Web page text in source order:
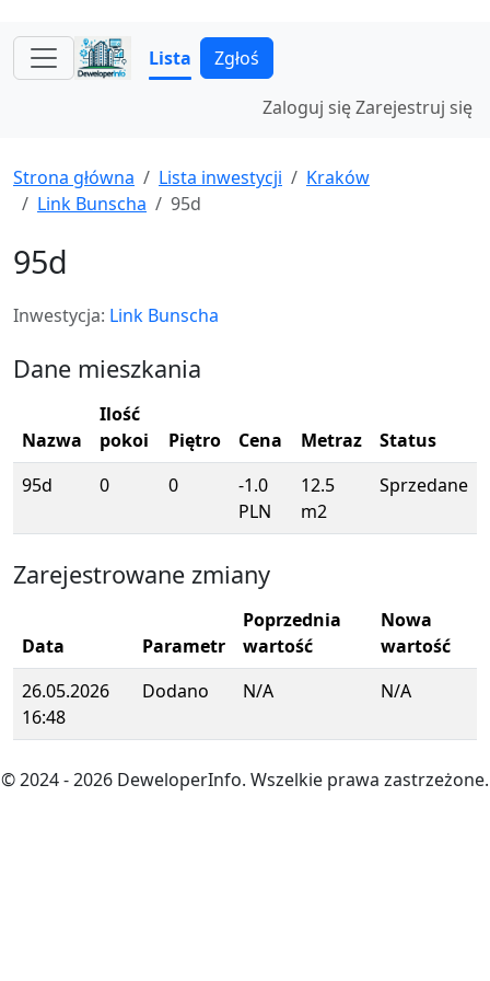
Lista Zgłoś
Zaloguj sięZarejestruj się
Strona główna Lista inwestycji
Kraków
Link Bunscha
95d
95d
Inwestycja: Link Bunscha
Dane mieszkania
Nazwa
Ilość
pokoi
Piętro Cena Metraz
Status
95d
0 0
-1.0
PLN
12.5
m2
Sprzedane
Zarejestrowane zmiany
Data Parametr
Poprzednia
wartość
Nowa
wartość
26.05.2026
16:48
Dodano N/A N/A
© 2024- 2026 DeweloperInfo. Wszelkie prawa zastrzeżone.